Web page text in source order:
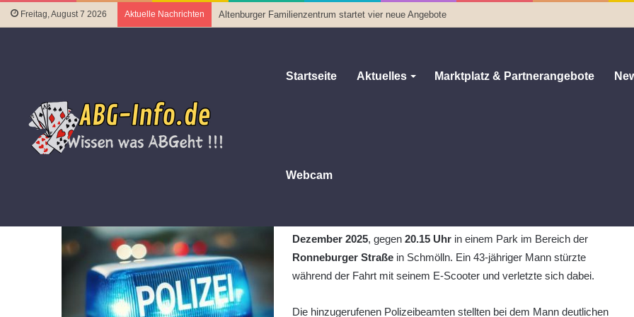
Freitag, August 7 2026 Aktuelle Nachrichten Altenburger Familienzentrum startet vier neue Angebote
Startseite Aktuelles Marktplatz & Partnerangebote
Webcam
Polizeiberichte E-Scooter-Unfall unter Alkoholeinfluss in Schmölln
E-Scooter-Unfall unter Alkoholeinfluss in Schmölln
Dezember 2025, gegen20.15 Uhr in einem Park im Bereich der
Ronneburger Straße in Schmölln. Ein 43-jähriger Mann stürzte
während der Fahrt mit seinem E-Scooter und verletzte sich dabei.
Die hinzugerufenen Polizeibeamten stellten bei dem Mann deutlichen